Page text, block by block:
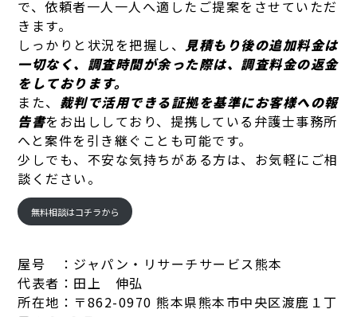
で、依頼者一人一人へ適したご提案をさせていただ
きます。
しっかりと状況を把握し、見積もり後の追加料金は
一切なく、調査時間が余った際は、調査料金の返金
をしております。
また、 裁判で活用できる証拠を基準にお客様への報
告書をお出ししており、提携している弁護士事務所
へと案件を引き継ぐことも可能です。
少しでも、不安な気持ちがある方は、お気軽にご相
談ください。
無料相談はコチラから
屋号 ：ジャパン・リサーチサービス熊本
代表者：田上 伸弘
所在地：〒862-0970 熊本県熊本市中央区渡鹿１丁